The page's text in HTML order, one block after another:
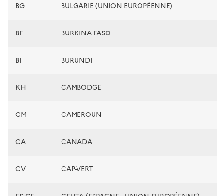
BG BULGARIE (UNION EUROPÉENNE)
BF BURKINA FASO
BI BURUNDI
KH CAMBODGE
CM CAMEROUN
CA CANADA
CV CAP-VERT